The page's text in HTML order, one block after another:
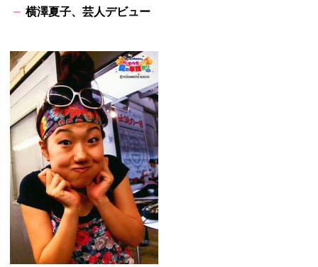
横澤夏子、芸人デビュー